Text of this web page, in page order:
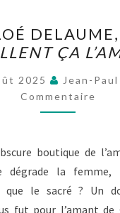
DELAUME,
ILS
ÇA
L’AMOUR
DELAUME,
ÇA
2025 Jean-Paul
Commentaire
boutique de
dégrade la femme,
que le sacré ? Un
fut pour l’amant